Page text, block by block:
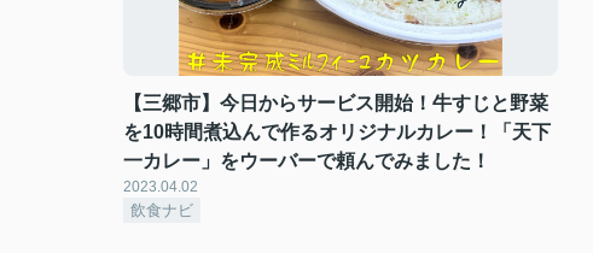
【三郷市】今日からサービス開始！牛すじと野菜
を10時間煮込んで作るオリジナルカレー！「天下
一カレー」をウーバーで頼んでみました！
2023.04.02
飲食ナビ